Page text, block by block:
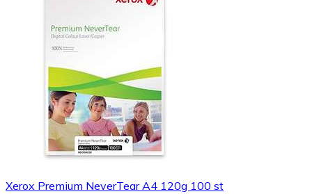
Xerox Premium NeverTear A4 120g 100 st